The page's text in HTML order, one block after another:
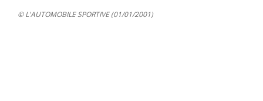
© L'AUTOMOBILE SPORTIVE (01/01/2001)